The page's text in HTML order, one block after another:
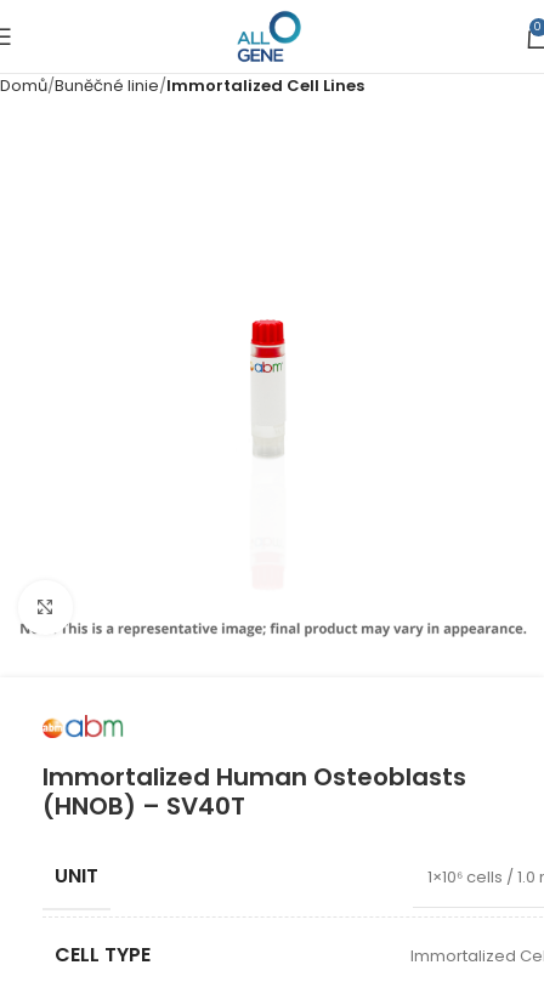
0
Domů Buněčné linie Immortalized Cell Lines
Immortalized Human Osteoblasts
(HNOB) – SV40T
UNIT 1×10⁶ cells / 1.0
CELL TYPE Immortalized